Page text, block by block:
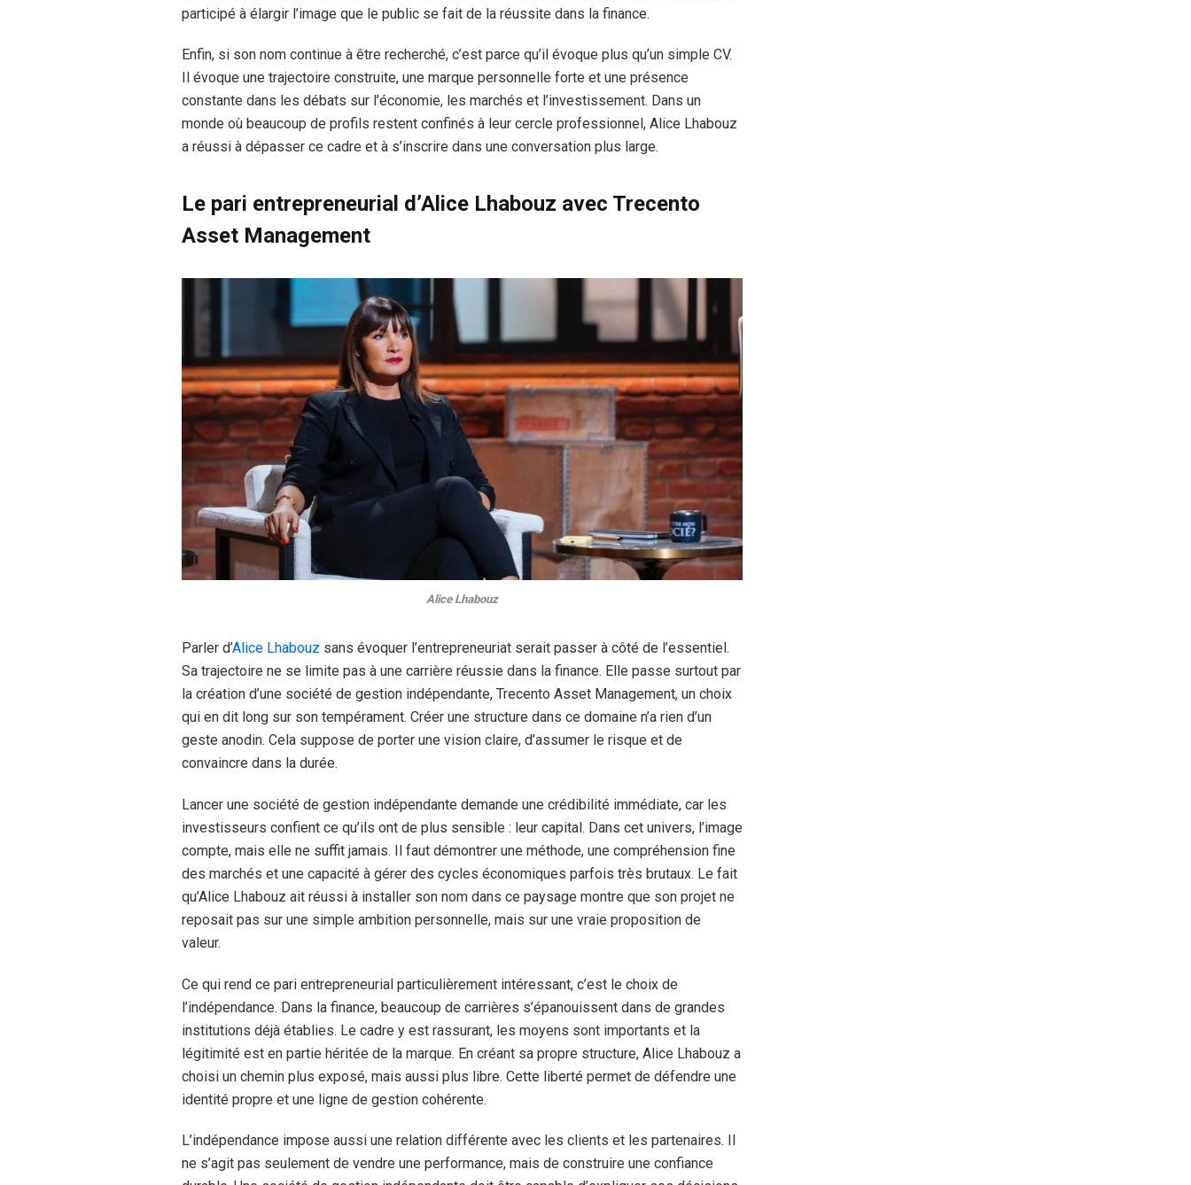
participé à élargir l’image que le public se fait de la réussite dans la finance.
Enfin, si son nom continue à être recherché, c’est parce qu’il évoque plus qu’un simple CV.
Il évoque une trajectoire construite, une marque personnelle forte et une présence
constante dans les débats sur l’économie, les marchés et l’investissement. Dans un
monde où beaucoup de profils restent confinés à leur cercle professionnel, Alice Lhabouz
a réussi à dépasser ce cadre et à s’inscrire dans une conversation plus large.
Le pari entrepreneurial d’Alice Lhabouz avec Trecento
Asset Management
Alice Lhabouz
Parler d’Alice Lhabouz sans évoquer l’entrepreneuriat serait passer à côté de l’essentiel.
Sa trajectoire ne se limite pas à une carrière réussie dans la finance. Elle passe surtout par
la création d’une société de gestion indépendante, Trecento Asset Management, un choix
qui en dit long sur son tempérament. Créer une structure dans ce domaine n’a rien d’un
geste anodin. Cela suppose de porter une vision claire, d’assumer le risque et de
convaincre dans la durée.
Lancer une société de gestion indépendante demande une crédibilité immédiate, car les
investisseurs confient ce qu’ils ont de plus sensible : leur capital. Dans cet univers, l’image
compte, mais elle ne suffit jamais. Il faut démontrer une méthode, une compréhension fine
des marchés et une capacité à gérer des cycles économiques parfois très brutaux. Le fait
qu’Alice Lhabouz ait réussi à installer son nom dans ce paysage montre que son projet ne
reposait pas sur une simple ambition personnelle, mais sur une vraie proposition de
valeur.
Ce qui rend ce pari entrepreneurial particulièrement intéressant, c’est le choix de
l’indépendance. Dans la finance, beaucoup de carrières s’épanouissent dans de grandes
institutions déjà établies. Le cadre y est rassurant, les moyens sont importants et la
légitimité est en partie héritée de la marque. En créant sa propre structure, Alice Lhabouz a
choisi un chemin plus exposé, mais aussi plus libre. Cette liberté permet de défendre une
identité propre et une ligne de gestion cohérente.
L’indépendance impose aussi une relation différente avec les clients et les partenaires. Il
ne s’agit pas seulement de vendre une performance, mais de construire une confiance